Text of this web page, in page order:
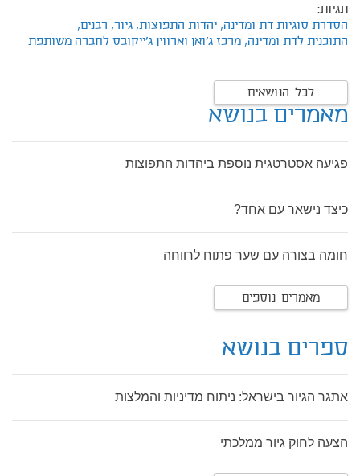
תגיות:
הסדרת סוגיות דת ומדינה, יהדות התפוצות, גיור, רבנים,
התוכנית לדת ומדינה, מרכז ג'ואן וארווין ג'ייקובס לחברה משותפת
לכל הנושאים
מאמרים בנושא
פגיעה אסטרטגית נוספת ביהדות התפוצות
כיצד נישאר עם אחד?
חומה בצורה עם שער פתוח לרווחה
מאמרים נוספים
ספרים בנושא
אתגר הגיור בישראל: ניתוח מדיניות והמלצות
הצעה לחוק גיור ממלכתי